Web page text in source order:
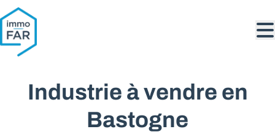
Aller au contenu principal
Industrie à vendre en
Bastogne